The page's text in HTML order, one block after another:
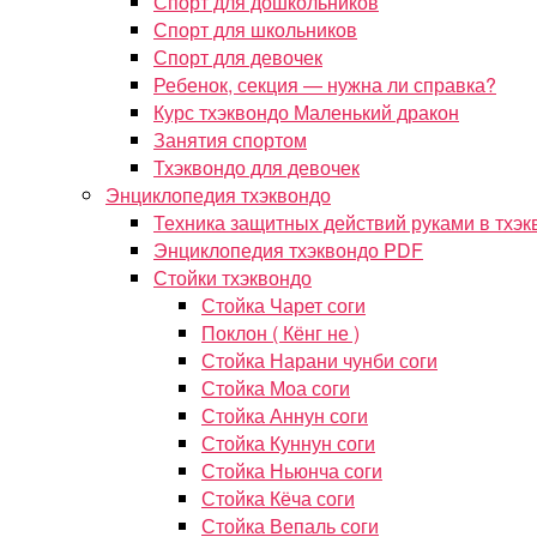
Спорт для школьников
Спорт для девочек
Ребенок, секция — нужна ли справка?
Курс тхэквондо Маленький дракон
Занятия спортом
Тхэквондо для девочек
Энциклопедия тхэквондо
Техника защитных действий руками в
Энциклопедия тхэквондо PDF
Стойки тхэквондо
Стойка Чарет соги
Поклон ( Кёнг не )
Стойка Нарани чунби соги
Стойка Моа соги
Стойка Аннун соги
Стойка Куннун соги
Стойка Ньюнча соги
Стойка Кёча соги
Стойка Вепаль соги